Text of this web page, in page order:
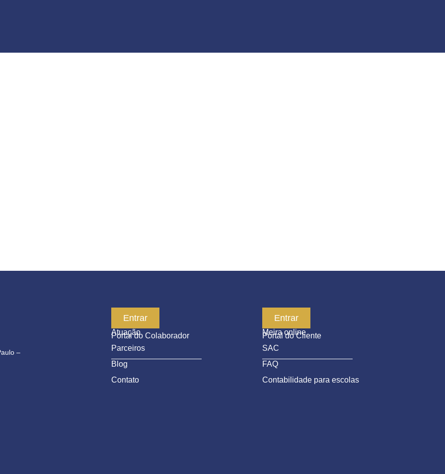
–
Empresa
Atuação
Parceiros
Blog
Contato
Portal do Colaborador
Entrar
Serviços
Meira online
SAC
FAQ
Contabilidade para escolas
Portal do Cliente
Entrar